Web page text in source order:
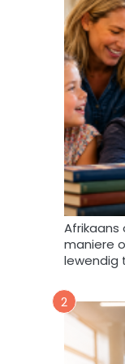
s
b
r
i
e
f
m
i
n
e
u
l
s
t
e
m
e
k
d
a
a
t
Afrikaans
maniere
lewendig
2